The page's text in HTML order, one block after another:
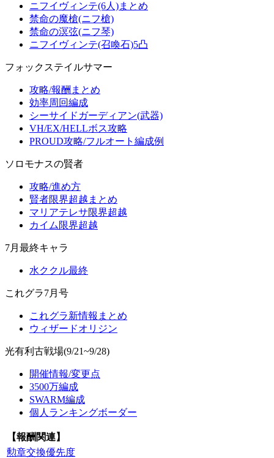
ニフイヴィンテ(6人)まとめ
禁命の魔槍(ニフ槍)
禁命の溟弦(ニフ琴)
ニフイヴィンテ(召喚石)5凸
フォックステイルサマー
攻略/報酬まとめ
効率周回編成
シーサイドガーディアン(武器)
VH/EX/HELLボス攻略
PROUD攻略/フルオート編成例
ソロモナスの賢者
攻略/進め方
賢者限界超越まとめ
マリアテレサ限界超越
カイム限界超越
7月最終キャラ
水ククル最終
これグラ7月号
これグラ新情報まとめ
ウィザードオリジン
光有利古戦場(9/21~9/28)
開催情報/変更点
3500万編成
SWARM編成
個人ランキングボーダー
【報酬関連】
勲章交換優先度